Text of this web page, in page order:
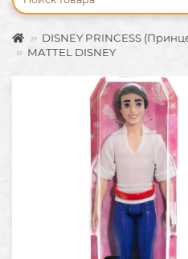
DISNEY PRINCESS
MATTEL DISNEY